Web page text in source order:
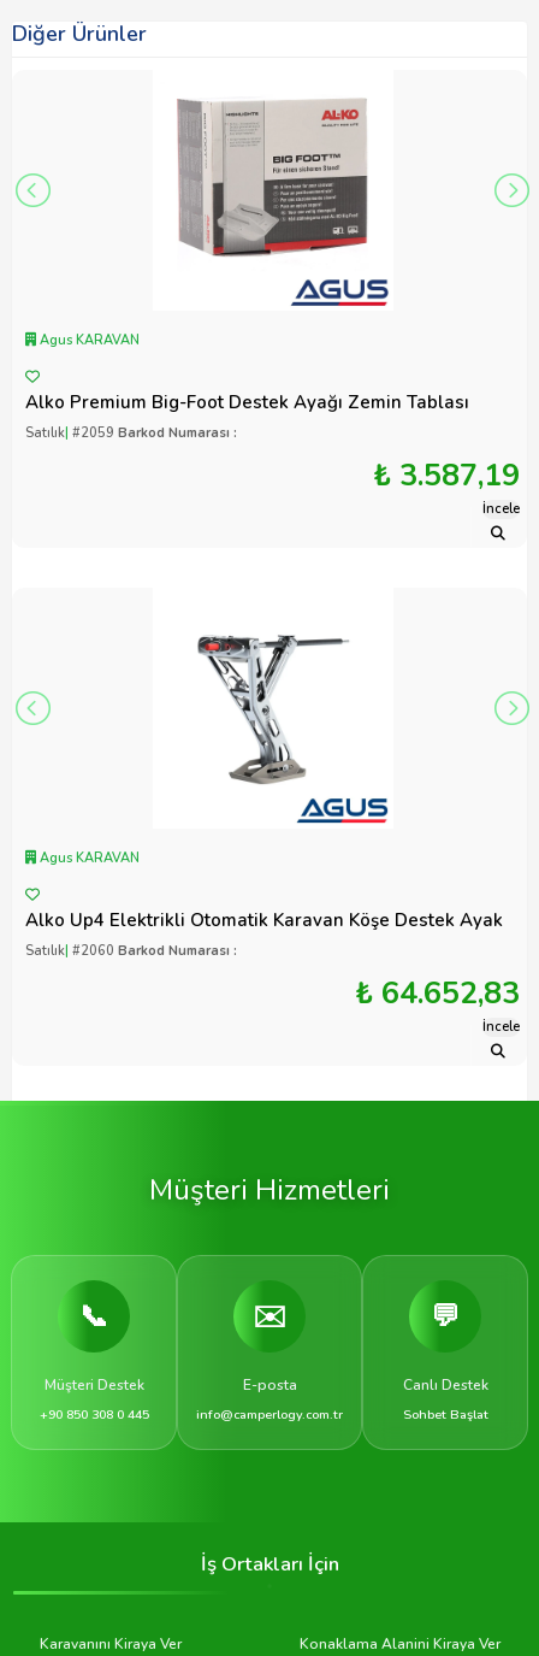
Diğer Ürünler
Agus KARAVAN
Alko Premium Big-Foot Destek Ayağı Zemin Tablası
Satılık| #2059 Barkod Numarası :
₺ 3.587,19
İncele
Agus KARAVAN
Alko Up4 Elektrikli Otomatik Karavan Köşe Destek Ayak
Satılık| #2060 Barkod Numarası :
₺ 64.652,83
İncele
Müşteri Hizmetleri
📞
Müşteri Destek
+90 850 308 0 445
✉️
E-posta
info@camperlogy.com.tr
💬
Canlı Destek
Sohbet Başlat
İş Ortakları İçin
Karavanını Kiraya Ver Konaklama Alanini Kiraya Ver